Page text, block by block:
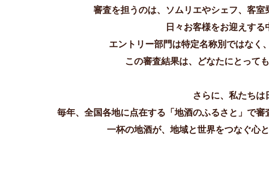
審査を担うのは、ソムリエやシェフ、客室
日々お客様をお迎えする
エントリー部門は特定名称別ではなく
この審査結果は、どなたにとって
さらに、私たちは
毎年、全国各地に点在する「地酒のふるさと」で
一杯の地酒が、地域と世界をつなぐ心